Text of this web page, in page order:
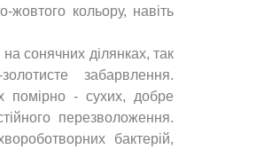
жовтого кольору, навіть
сонячних ділянках, так
забарвлення.
помірно - сухих, добре
перезволоження.
бактерій,